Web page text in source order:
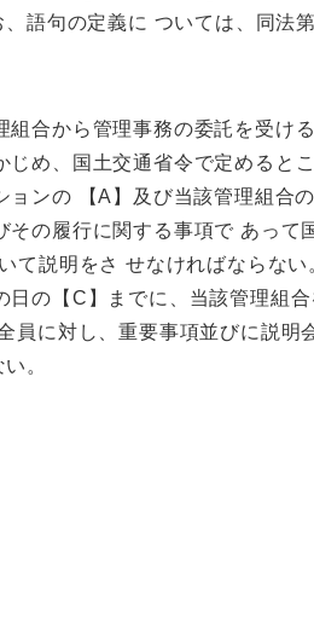
語句の定義に ついては、同法
組合から管理事務の委託を受け
じめ、国土交通省令で定めると
ョンの 【A】及び当該管理組合
その履行に関する事項で あって
て説明をさ せなければならな
日の【C】までに、当該管理組
員に対し、重要事項並びに説明
。